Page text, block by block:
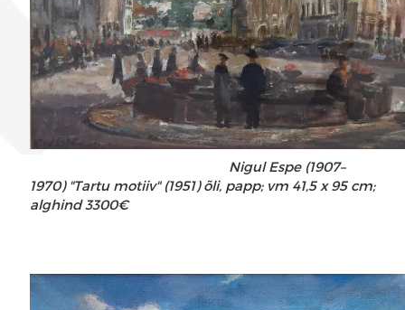
Nigul Espe (1907–
1970) "Tartu motiiv" (1951) õli, papp; vm 41,5 x 95 cm;
alghind 3300€